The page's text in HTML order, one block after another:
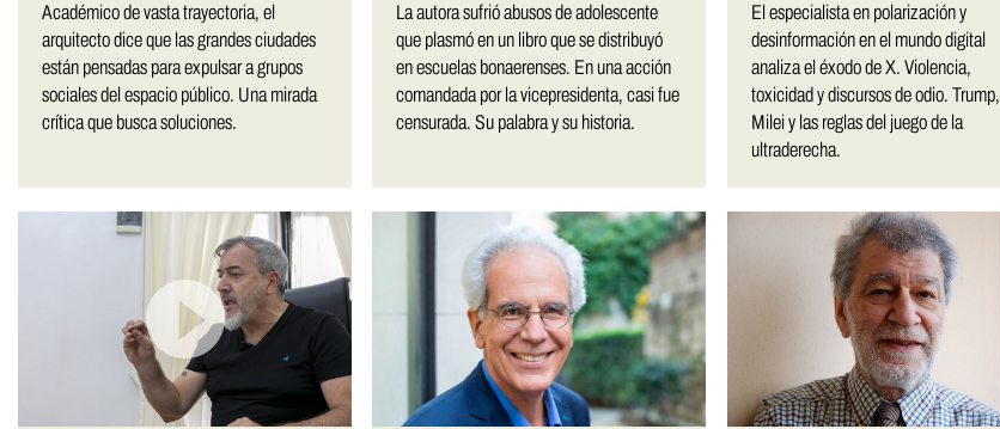
Académico de vasta trayectoria, el
arquitecto dice que las grandes ciudades
están pensadas para expulsar a grupos
sociales del espacio público. Una mirada
crítica que busca soluciones.
La autora sufrió abusos de adolescente
que plasmó en un libro que se distribuyó
en escuelas bonaerenses. En una acción
comandada por la vicepresidenta, casi fue
censurada. Su palabra y su historia.
El especialista en polarización y
desinformación en el mundo digital
analiza el éxodo de X. Violencia,
toxicidad y discursos de odio. Trump,
Milei y las reglas del juego de la
ultraderecha.